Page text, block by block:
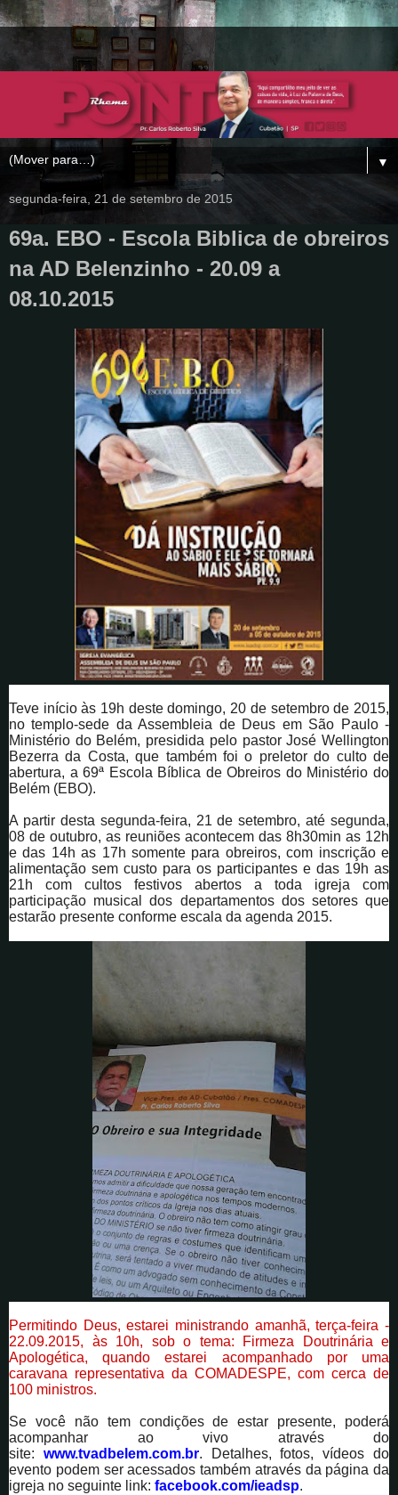
▼
segunda-feira, 21 de setembro de 2015
69a. EBO - Escola Biblica de obreiros
na AD Belenzinho - 20.09 a
08.10.2015
Teve início às 19h deste domingo, 20 de setembro de 2015,
no templo-sede da Assembleia de Deus em São Paulo -
Ministério do Belém, presidida pelo pastor José Wellington
Bezerra da Costa, que também foi o preletor do culto de
abertura, a 69ª Escola Bíblica de Obreiros do Ministério do
Belém (EBO).
A partir desta segunda-feira, 21 de setembro, até segunda,
08 de outubro, as reuniões acontecem das 8h30min as 12h
e das 14h as 17h somente para obreiros, com inscrição e
alimentação sem custo para os participantes e das 19h as
21h com cultos festivos abertos a toda igreja com
participação musical dos departamentos dos setores que
estarão presente conforme escala da agenda 2015.
Permitindo Deus, estarei ministrando amanhã, terça-feira -
22.09.2015, às 10h, sob o tema: Firmeza Doutrinária e
Apologética, quando estarei acompanhado por uma
caravana representativa da COMADESPE, com cerca de
100 ministros.
Se você não tem condições de estar presente, poderá
acompanhar ao vivo através do
site: www.tvadbelem.com.br. Detalhes, fotos, vídeos do
evento podem ser acessados também através da página da
igreja no seguinte link: facebook.com/ieadsp.